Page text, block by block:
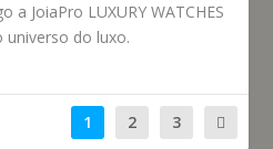
a JoiaPro LUXURY WATCHES
universo do luxo.
1 2 3